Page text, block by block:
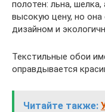
полотен: льна,
высокую цену, но
дизайном и
Текстильные обои
оправдывается
Читайте также: